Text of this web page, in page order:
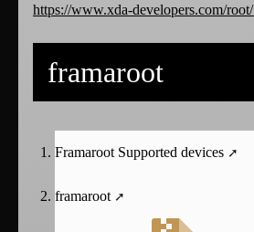
https://www.xda-developers.com/root/
framaroot
Framaroot Supported devices
framaroot